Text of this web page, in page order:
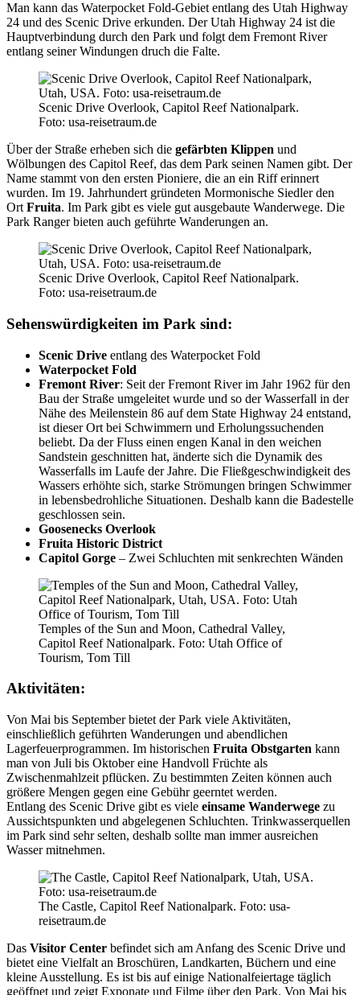
Man kann das Waterpocket Fold-Gebiet entlang des Utah Highway
24 und des Scenic Drive erkunden. Der Utah Highway 24 ist die
Hauptverbindung durch den Park und folgt dem Fremont River
entlang seiner Windungen druch die Falte.
Scenic Drive Overlook, Capitol Reef Nationalpark.
Foto: usa-reisetraum.de
Über der Straße erheben sich die gefärbten Klippen und
Wölbungen des Capitol Reef, das dem Park seinen Namen gibt. Der
Name stammt von den ersten Pioniere, die an ein Riff erinnert
wurden. Im 19. Jahrhundert gründeten Mormonische Siedler den
Ort Fruita. Im Park gibt es viele gut ausgebaute Wanderwege. Die
Park Ranger bieten auch geführte Wanderungen an.
Scenic Drive Overlook, Capitol Reef Nationalpark.
Foto: usa-reisetraum.de
Sehenswürdigkeiten im Park sind:
Scenic Drive entlang des Waterpocket Fold
Waterpocket Fold
Fremont River: Seit der Fremont River im Jahr 1962 für den
Bau der Straße umgeleitet wurde und so der Wasserfall in der
Nähe des Meilenstein 86 auf dem State Highway 24 entstand,
ist dieser Ort bei Schwimmern und Erholungssuchenden
beliebt. Da der Fluss einen engen Kanal in den weichen
Sandstein geschnitten hat, änderte sich die Dynamik des
Wasserfalls im Laufe der Jahre. Die Fließgeschwindigkeit des
Wassers erhöhte sich, starke Strömungen bringen Schwimmer
in lebensbedrohliche Situationen. Deshalb kann die Badestelle
geschlossen sein.
Goosenecks Overlook
Fruita Historic District
Capitol Gorge – Zwei Schluchten mit senkrechten Wänden
Temples of the Sun and Moon, Cathedral Valley,
Capitol Reef Nationalpark. Foto: Utah Office of
Tourism, Tom Till
Aktivitäten:
Von Mai bis September bietet der Park viele Aktivitäten,
einschließlich geführten Wanderungen und abendlichen
Lagerfeuerprogrammen. Im historischen Fruita Obstgarten kann
man von Juli bis Oktober eine Handvoll Früchte als
Zwischenmahlzeit pflücken. Zu bestimmten Zeiten können auch
größere Mengen gegen eine Gebühr geerntet werden.
Entlang des Scenic Drive gibt es viele einsame Wanderwege zu
Aussichtspunkten und abgelegenen Schluchten. Trinkwasserquellen
im Park sind sehr selten, deshalb sollte man immer ausreichen
Wasser mitnehmen.
The Castle, Capitol Reef Nationalpark. Foto: usa-
reisetraum.de
Das Visitor Center befindet sich am Anfang des Scenic Drive und
bietet eine Vielfalt an Broschüren, Landkarten, Büchern und eine
kleine Ausstellung. Es ist bis auf einige Nationalfeiertage täglich
geöffnet und zeigt Exponate und Filme über den Park. Von Mai bis